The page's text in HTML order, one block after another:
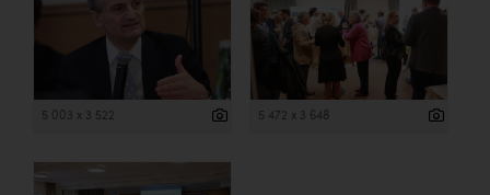
5 003 x 3 522 5 472 x 3 648